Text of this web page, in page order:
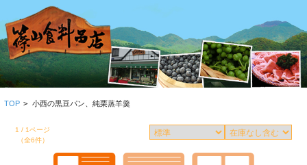
TOP > 小西の黒豆パン、純栗蒸羊羹
1 / 1ページ
（全6件）